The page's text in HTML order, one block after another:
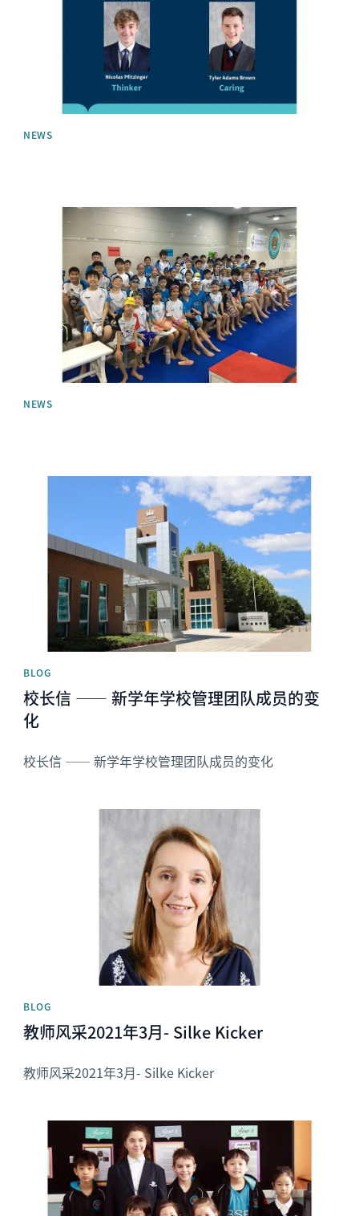
NEWS
News image
NEWS
BLOG
校长信 —— 新学年学校管理团队成员的变
化
校长信 —— 新学年学校管理团队成员的变化
BLOG
教师风采2021年3月- Silke Kicker
教师风采2021年3月- Silke Kicker
News image